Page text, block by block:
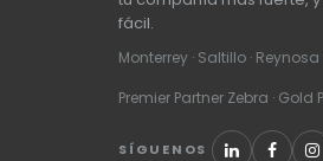
fácil.
Monterrey · Saltillo ·
Premier Partner Zebra · Gold
SÍGUENOS